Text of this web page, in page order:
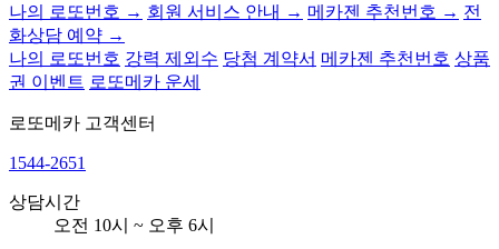
나의 로또번호 → 회원 서비스 안내 → 메카젠 추천번호 → 전
화상담 예약 →
나의 로또번호 강력 제외수 당첨 계약서 메카젠 추천번호 상품
권 이벤트 로또메카 운세
로또메카 고객센터
1544-2651
상담시간
오전 10시 ~ 오후 6시